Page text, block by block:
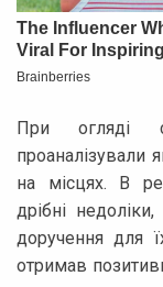
При огляді
проаналізували
на місцях. В
дрібні
доручення для
отримав